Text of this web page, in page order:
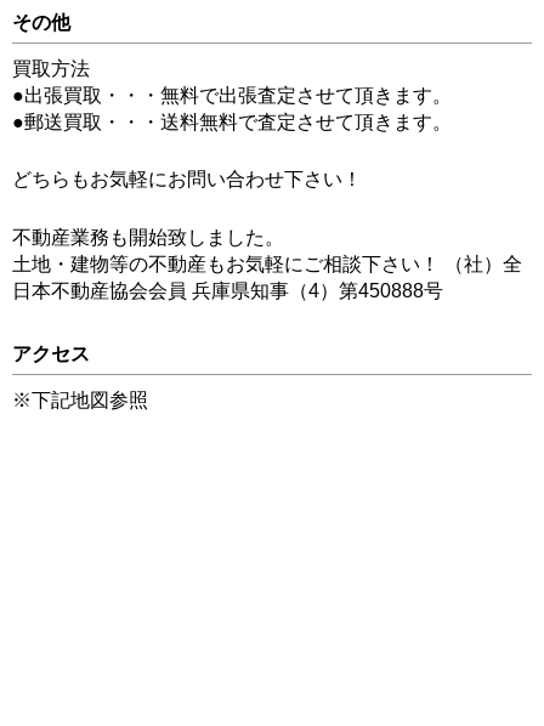
その他
買取方法
●出張買取・・・無料で出張査定させて頂きます。
●郵送買取・・・送料無料で査定させて頂きます。
どちらもお気軽にお問い合わせ下さい！
不動産業務も開始致しました。
土地・建物等の不動産もお気軽にご相談下さい！ （社）全
日本不動産協会会員 兵庫県知事（4）第450888号
アクセス
※下記地図参照